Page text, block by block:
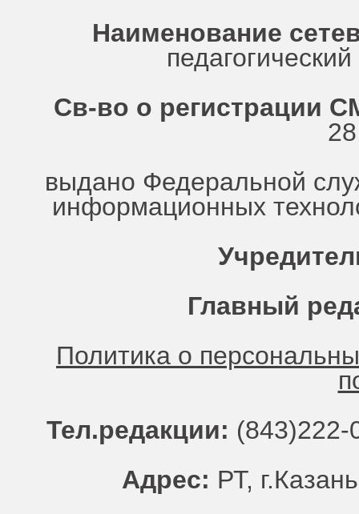
Наименование
Св-во о регистрации
выдано Федеральной
информационных
Главный
Политика о
Тел.редакции:
Адрес: РТ,